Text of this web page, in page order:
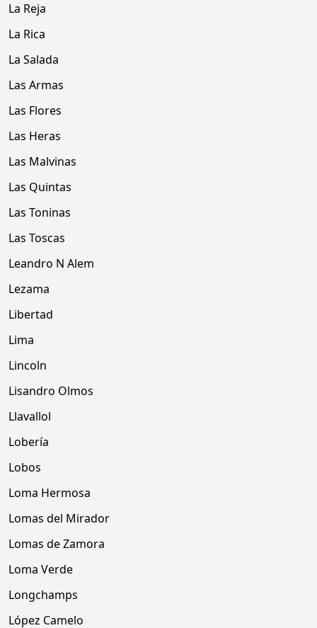
La Reja
La Rica
La Salada
Las Armas
Las Flores
Las Heras
Las Malvinas
Las Quintas
Las Toninas
Las Toscas
Leandro N Alem
Lezama
Libertad
Lima
Lincoln
Lisandro Olmos
Llavallol
Lobería
Lobos
Loma Hermosa
Lomas del Mirador
Lomas de Zamora
Loma Verde
Longchamps
López Camelo